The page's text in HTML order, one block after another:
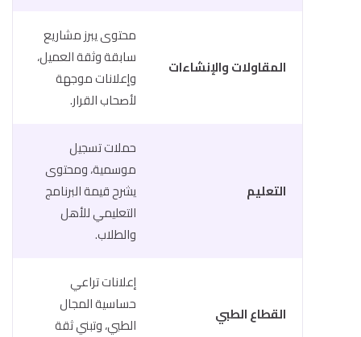
المقاولات والإنشاءات
محتوى يبرز مشاريع
سابقة وثقة العميل،
وإعلانات موجهة
لأصحاب القرار.
التعليم
حملات تسجيل
موسمية، ومحتوى
يشرح قيمة البرنامج
التعليمي للأهل
والطلاب.
القطاع الطبي
إعلانات تراعي
حساسية المجال
الطبي، وتبني ثقة